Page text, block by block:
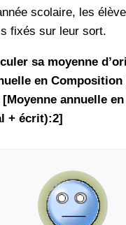
scolaire, les
fixés sur leur sort.
sa moyenne
en
[Moyenne annuelle
+ écrit):2]